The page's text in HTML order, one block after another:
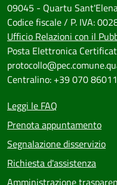
09045 - Quartu
Codice fiscale / P. IVA:
Ufficio Relazioni con il
Posta Elettronica
Centralino: +39 070 86011
Leggi le FAQ
Prenota appuntamento
Segnalazione disservizio
Richiesta d'assistenza
Amministrazione